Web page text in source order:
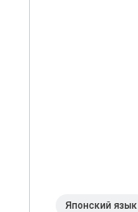
Японский язык